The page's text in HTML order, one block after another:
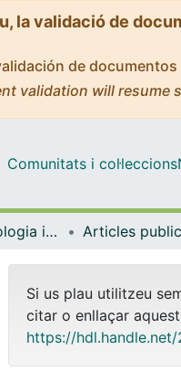
la validació de
de
validation will
Comunitats i col·leccions
Mineralogia, Petrologia i Geologia Aplicada
Si us plau utilitzeu
citar o enllaçar
https://